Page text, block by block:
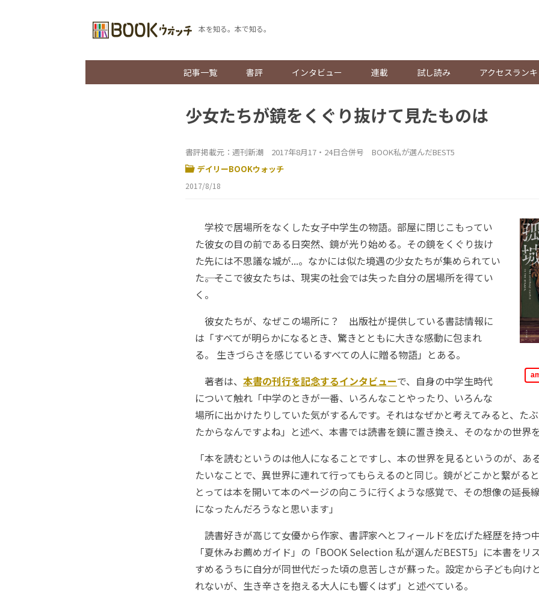
本を知る。本で知る。
記事一覧 書評 インタビュー 連載 試し読み アクセスラン
少女たちが鏡をくぐり抜けて見たものは
書評掲載元：週刊新潮 2017年8月17・24日合併号 BOOK私が選んだBEST5
デイリーBOOKウォッチ
2017/8/18
学校で居場所をなくした女子中学生の物語。部屋に閉じこもってい
た彼女の目の前である日突然、鏡が光り始める。その鏡をくぐり抜け
た先には不思議な城が...。なかには似た境遇の少女たちが集められてい
た――。そこで彼女たちは、現実の社会では失った自分の居場所を得てい
く。
彼女たちが、なぜこの場所に？ 出版社が提供している書誌情報に
は「すべてが明らかになるとき、驚きとともに大きな感動に包まれ
る。 生きづらさを感じているすべての人に贈る物語」とある。
著者は、 本書の刊行を記念するインタビューで、自身の中学生時代
について触れ「中学のときが一番、いろんなことやったり、いろんな
場所に出かけたりしていた気がするんです。それはなぜかと考えてみると、た
たからなんですよね」と述べ、本書では読書を鏡に置き換え、そのなかの世界
「本を読むというのは他人になることですし、本の世界を見るというのが、あ
たいなことで、異世界に連れて行ってもらえるのと同じ。鏡がどこかと繋がる
とっては本を開いて本のページの向こうに行くような感覚で、その想像の延長
になったんだろうなと思います」
読書好きが高じて女優から作家、書評家へとフィールドを広げた経歴を持つ
「夏休みお薦めガイド」の「BOOK Selection 私が選んだBEST5」に本書をリ
すめるうちに自分が同世代だった頃の息苦しさが蘇った。設定から子ども向け
れないが、生き辛さを抱える大人にも響くはず」と述べている。